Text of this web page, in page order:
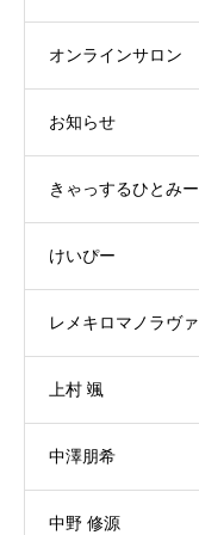
オンラインサロン
お知らせ
きゃっするひとみー
けいぴー
レメキロマノラヴァ
上村 颯
中澤朋希
中野 修源